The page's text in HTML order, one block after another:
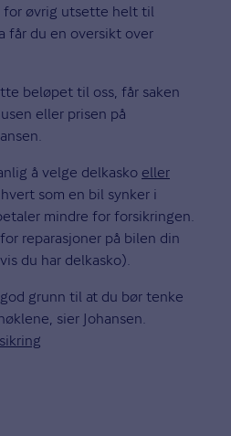
for øvrig utsette helt til
får du en oversikt over
beløpet til oss, får saken
eller prisen på
å velge delkasko eller
som en bil synker i
mindre for forsikringen.
reparasjoner på bilen din
du har delkasko).
grunn til at du bør tenke
sier Johansen.